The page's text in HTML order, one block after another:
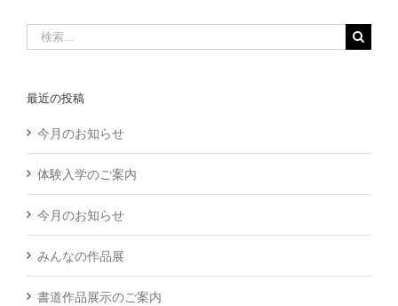
最近の投稿
今月のお知らせ
体験入学のご案内
今月のお知らせ
みんなの作品展
書道作品展示のご案内